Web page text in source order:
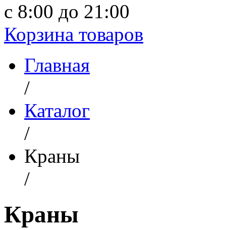
с 8:00 до 21:00
Корзина товаров
Главная
/
Каталог
/
Краны
/
Краны